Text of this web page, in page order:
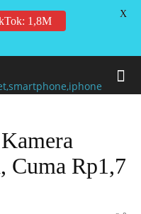
Cuma Rp1,7
1,8M
X